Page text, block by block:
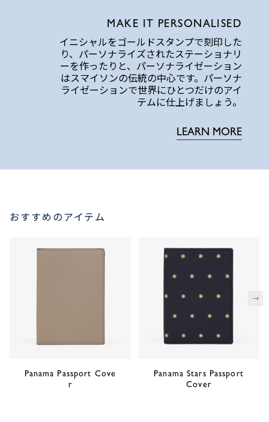
MAKE IT PERSONALISED
イニシャルをゴールドスタンプで刻印した
り、パーソナライズされたステーショナリ
ーを作ったりと、パーソナライゼーション
はスマイソンの伝統の中心です。パーソナ
ライゼーションで世界にひとつだけのアイ
テムに仕上げましょう。
LEARN MORE
おすすめのアイテム
Panama Passport Cove
r
Panama Stars Passport
Cover
次